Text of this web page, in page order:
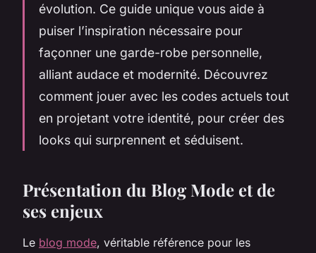
évolution. Ce guide unique vous aide à
puiser l’inspiration nécessaire pour
façonner une garde-robe personnelle,
alliant audace et modernité. Découvrez
comment jouer avec les codes actuels tout
en projetant votre identité, pour créer des
looks qui surprennent et séduisent.
Présentation du Blog Mode et de
ses enjeux
Le blog mode, véritable référence pour les